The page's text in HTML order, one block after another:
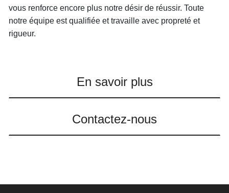
vous renforce encore plus notre désir de réussir. Toute
notre équipe est qualifiée et travaille avec propreté et
rigueur.
En savoir plus
Contactez-nous